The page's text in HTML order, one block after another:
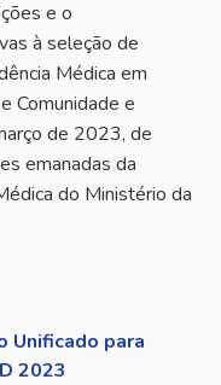
e o
à seleção de
Médica em
Comunidade e
de 2023, de
emanadas da
do Ministério da
Unificado para
2023